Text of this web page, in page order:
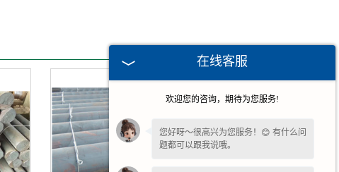
在线客服
欢迎您的咨询，期待为您服务!
您好呀～很高兴为您服务！😊 有什么问
题都可以跟我说哦。